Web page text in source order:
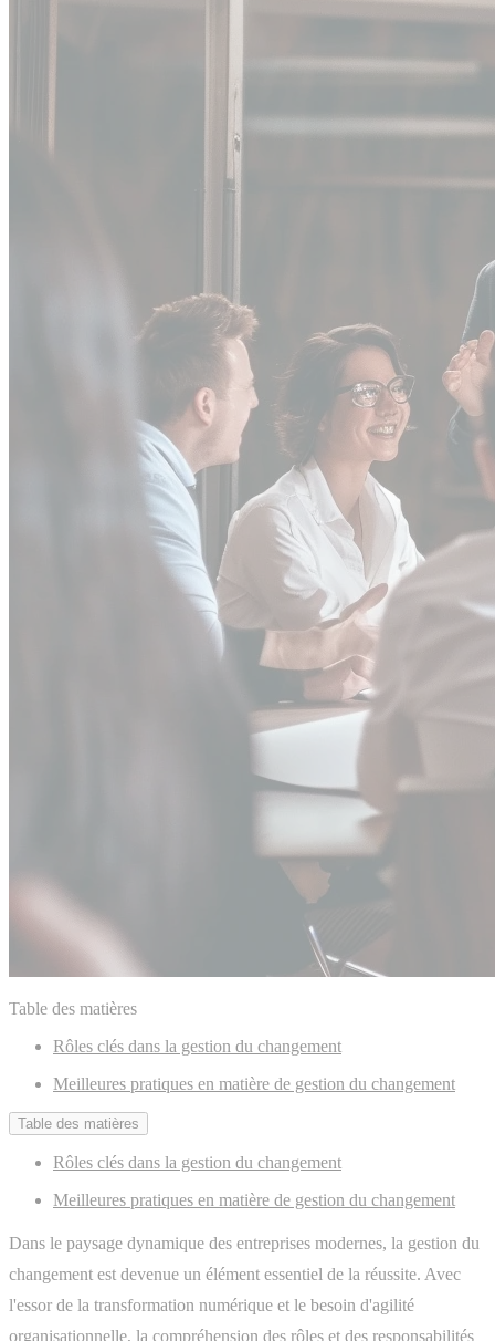
Table des matières
Rôles clés dans la gestion du changement
Meilleures pratiques en matière de gestion du changement
Table des matières
Rôles clés dans la gestion du changement
Meilleures pratiques en matière de gestion du changement
Dans le paysage dynamique des entreprises modernes, la gestion du
changement est devenue un élément essentiel de la réussite. Avec
l'essor de la transformation numérique et le besoin d'agilité
organisationnelle, la compréhension des rôles et des responsabilités